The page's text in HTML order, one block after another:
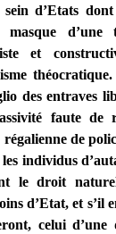
d’Etats
d’une
et
des entraves
faute de
régalienne de
individus
le droit
d’Etat, et s’il
celui d’une